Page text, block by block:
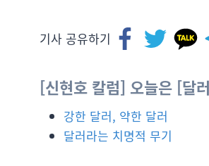
기사 공유하기
[신현호 칼럼] 오늘은 [달
강한 달러, 약한 달러
달러라는 치명적 무기